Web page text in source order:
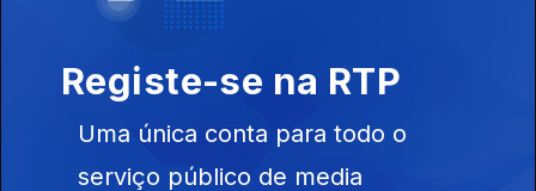
instituições", diz PR
Registe-se na RTP
Uma única conta para todo o
serviço público de media